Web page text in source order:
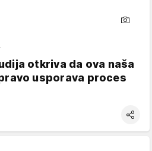
otkriva da ova naša
usporava proces